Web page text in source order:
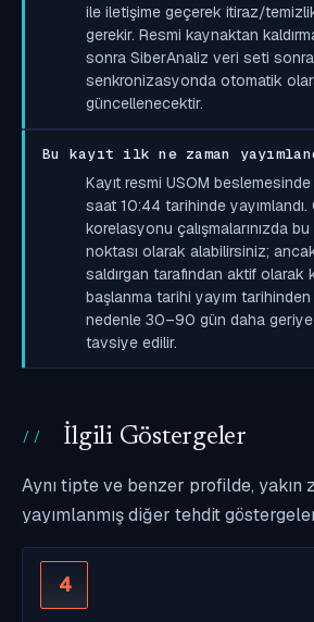
ile iletişime geçerek itiraz/
gerekir. Resmi kaynaktan
sonra SiberAnaliz veri seti
senkronizasyonda otomatik
güncellenecektir.
Bu kayıt ilk ne zaman
Kayıt resmi USOM
saat 10:44 tarihinde
korelasyonu çalışmalarınızda
noktası olarak alabilirsiniz;
saldırgan tarafından aktif olarak
başlanma tarihi yayım
nedenle 30–90 gün daha
tavsiye edilir.
İlgili Göstergeler
Aynı tipte ve benzer profilde, yakın
yayımlanmış diğer tehdit
4